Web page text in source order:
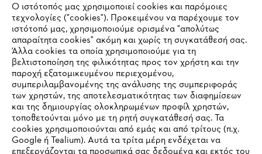
#STIHL
Εταιρεία
Ο ιστότοπός μας χρησιμοποιεί cookies και παρόμοιες
τεχνολογίες ("cookies"). Προκειμένου να παρέχουμε τον
ιστότοπό μας, χρησιμοποιούμε ορισμένα "απολύτως
απαραίτητα cookies" ακόμη και χωρίς τη συγκατάθεσή σας.
Άλλα cookies τα οποία χρησιμοποιούμε για τη
βελτιστοποίηση της φιλικότητας προς τον χρήστη και την
παροχή εξατομικευμένου περιεχομένου,
συμπεριλαμβανομένης της ανάλυσης της συμπεριφοράς
των χρηστών, της αποτελεσματικότητας των διαφημίσεων
και της δημιουργίας ολοκληρωμένων προφίλ χρηστών,
τοποθετούνται μόνο με τη ρητή συγκατάθεσή σας. Τα
cookies χρησιμοποιούνται από εμάς και από τρίτους (π.χ.
Google ή Tealium). Αυτά τα τρίτα μέρη ενδέχεται να